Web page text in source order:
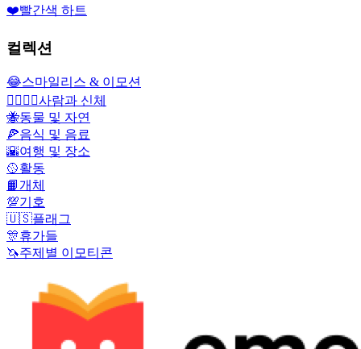
❤️빨간색 하트
컬렉션
😂스마일리스 & 이모션
👩‍❤️‍💋‍👨사람과 신체
🐝동물 및 자연
🍕음식 및 음료
🌇여행 및 장소
🥎활동
📙개체
💯기호
🇺🇸플래그
🎊휴가들
🦄주제별 이모티콘